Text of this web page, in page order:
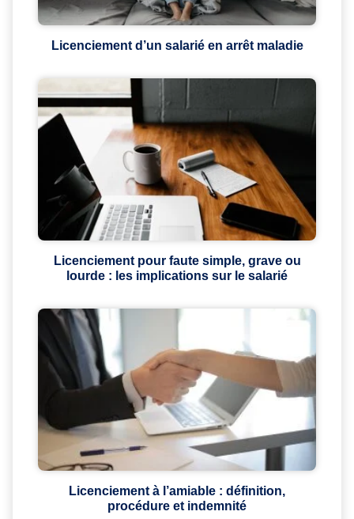
Licenciement d’un salarié en arrêt maladie
Licenciement pour faute simple, grave ou
lourde : les implications sur le salarié
Licenciement à l’amiable : définition,
procédure et indemnité